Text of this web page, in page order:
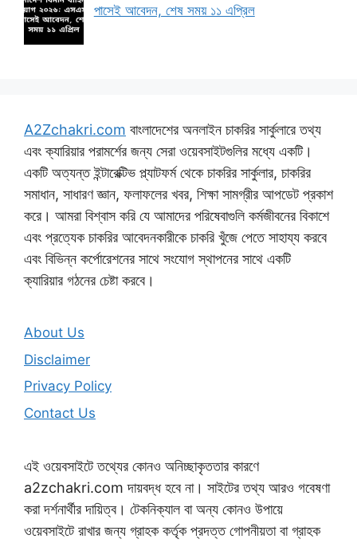
পাসেই আবেদন, শেষ সময় ১১ এপ্রিল
A2Zchakri.com বাংলাদেশের অনলাইন চাকরির সার্কুলারে তথ্য
এবং ক্যারিয়ার পরামর্শের জন্য সেরা ওয়েবসাইটগুলির মধ্যে একটি।
একটি অত্যন্ত ইন্টারেক্টিভ প্ল্যাটফর্ম থেকে চাকরির সার্কুলার, চাকরির
সমাধান, সাধারণ জ্ঞান, ফলাফলের খবর, শিক্ষা সামগ্রীর আপডেট প্রকাশ
করে। আমরা বিশ্বাস করি যে আমাদের পরিষেবাগুলি কর্মজীবনের বিকাশে
এবং প্রত্যেক চাকরির আবেদনকারীকে চাকরি খুঁজে পেতে সাহায্য করবে
এবং বিভিন্ন কর্পোরেশনের সাথে সংযোগ স্থাপনের সাথে একটি
ক্যারিয়ার গঠনের চেষ্টা করবে।
About Us
Disclaimer
Privacy Policy
Contact Us
এই ওয়েবসাইটে তথ্যের কোনও অনিচ্ছাকৃততার কারণে
a2zchakri.com দায়বদ্ধ হবে না। সাইটের তথ্য আরও গবেষণা
করা দর্শনার্থীর দায়িত্ব। টেকনিক্যাল বা অন্য কোনও উপায়ে
ওয়েবসাইটে রাখার জন্য গ্রাহক কর্তৃক প্রদত্ত গোপনীয়তা বা গ্রাহক